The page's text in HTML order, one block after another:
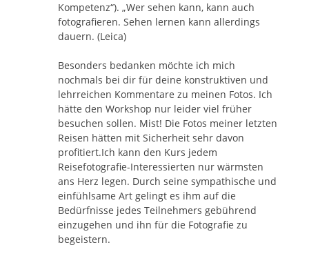
Kompetenz“). „Wer sehen kann, kann auch
fotografieren. Sehen lernen kann allerdings
dauern. (Leica)
Besonders bedanken möchte ich mich
nochmals bei dir für deine konstruktiven und
lehrreichen Kommentare zu meinen Fotos. Ich
hätte den Workshop nur leider viel früher
besuchen sollen. Mist! Die Fotos meiner letzten
Reisen hätten mit Sicherheit sehr davon
profitiert.Ich kann den Kurs jedem
Reisefotografie-Interessierten nur wärmsten
ans Herz legen. Durch seine sympathische und
einfühlsame Art gelingt es ihm auf die
Bedürfnisse jedes Teilnehmers gebührend
einzugehen und ihn für die Fotografie zu
begeistern.